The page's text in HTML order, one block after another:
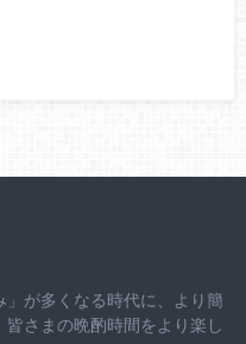
が多くなる時代に、より簡
さまの晩酌時間をより楽し